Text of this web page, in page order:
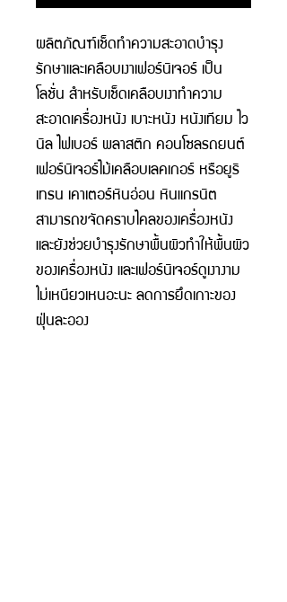
ผลิตภัณฑ์เช็ดทำความสะอาดบำรุง
รักษาและเคลือบเงาเฟอร์นิเจอร์ เป็น
โลชั่น สำหรับเช็ดเคลือบเงาทำความ
สะอาดเครื่องหนัง เบาะหนัง หนังเทียม ไว
นิล ไฟเบอร์ พลาสติก คอนโซลรถยนต์
เฟอร์นิเจอร์ไม้เคลือบเลคเกอร์ หรือยูริ
เทรน เคาเตอร์หินอ่อน หินแกรนิต
สามารถขจัดคราบไคลของเครื่องหนัง
และยังช่วยบำรุงรักษาพื้นผิวทำให้พื้นผิว
ของเครื่องหนัง และเฟอร์นิเจอร์ดูเงางาม
ไม่เหนียวเหนอะนะ ลดการยึดเกาะของ
ฝุ่นละออง